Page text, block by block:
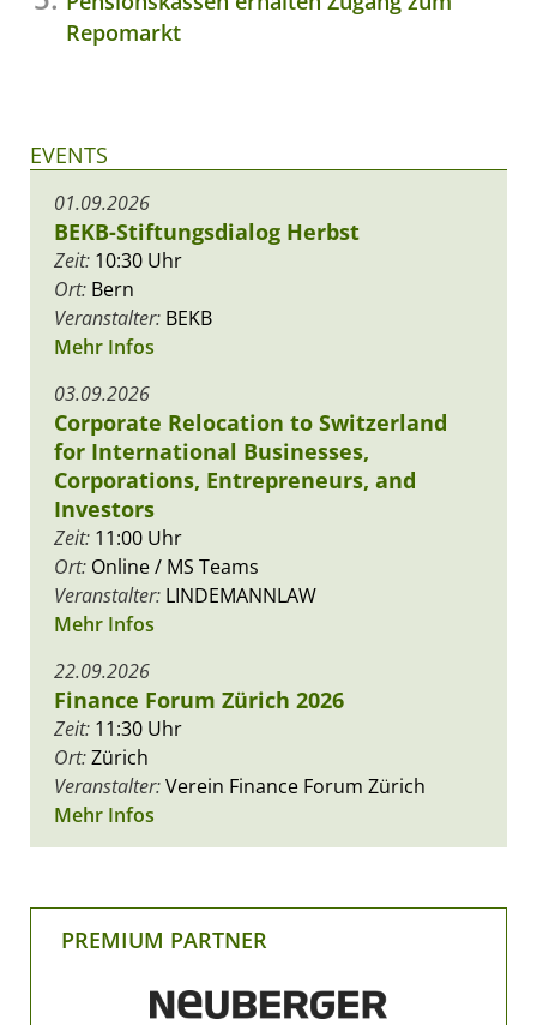
Repomarkt
EVENTS
01.09.2026
BEKB-Stiftungsdialog Herbst
Zeit: 10:30 Uhr
Ort: Bern
Veranstalter: BEKB
Mehr Infos
03.09.2026
Corporate Relocation to Switzerland
for International Businesses,
Corporations, Entrepreneurs, and
Investors
Zeit: 11:00 Uhr
Ort: Online / MS Teams
Veranstalter: LINDEMANNLAW
Mehr Infos
22.09.2026
Finance Forum Zürich 2026
Zeit: 11:30 Uhr
Ort:Zürich
Veranstalter:Verein Finance Forum Zürich
Mehr Infos
PREMIUM PARTNER